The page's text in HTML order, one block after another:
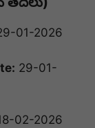
01-2026
29-01-
02-2026